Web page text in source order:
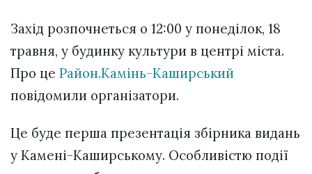
Захід розпочнеться о 12:00 у понеділок, 18
травня, у будинку культури в центрі міста.
Про це Район.Камінь-Каширський
повідомили організатори.
Це буде перша презентація збірника видань
у Камені-Каширському. Особливістю події